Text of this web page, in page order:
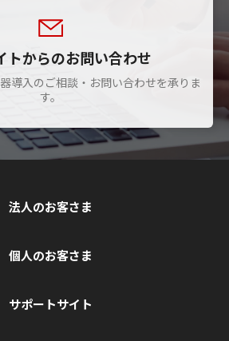
トからのお問い合わせ
導入のご相談・お問い合わせを承りま
す。
法人のお客さま
個人のお客さま
サポートサイト